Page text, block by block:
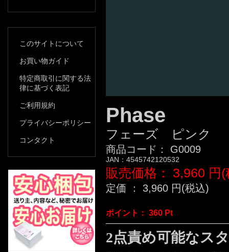
このサイトについて
お買い物ガイド
特定商取引に関する法
律に基づく表記
ご利用規約
プライバシーポリシー
コンタクト
Phase
フェーズ ピンク
商品コード： G0009
JAN： 4545742120532
販売価格： 3,960 円
定価 ： 3,960 円(税込)
ポイント： 360 Pt
2点責め可能なス